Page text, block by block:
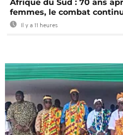
Afrique du Sud : 70 ans
femmes, le combat
Il y a 11 heures